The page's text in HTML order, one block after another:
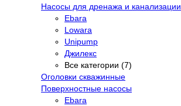
Насосы для дренажа и канализации
Ebara
Lowara
Unipump
Джилекс
Все категории (7)
Оголовки скважинные
Поверхностные насосы
Ebara